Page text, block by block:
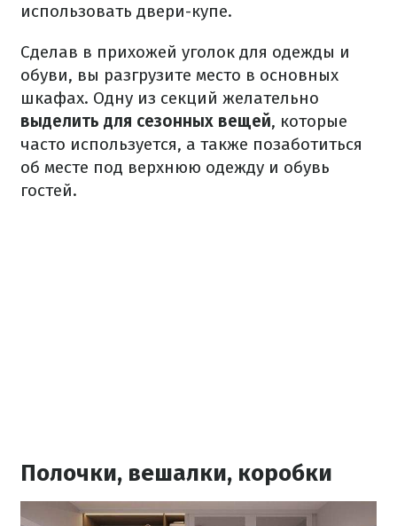
использовать двери-купе.
Сделав в прихожей уголок для одежды и
обуви, вы разгрузите место в основных
шкафах. Одну из секций желательно
выделить для сезонных вещей, которые
часто используется, а также позаботиться
об месте под верхнюю одежду и обувь
гостей.
Полочки, вешалки, коробки